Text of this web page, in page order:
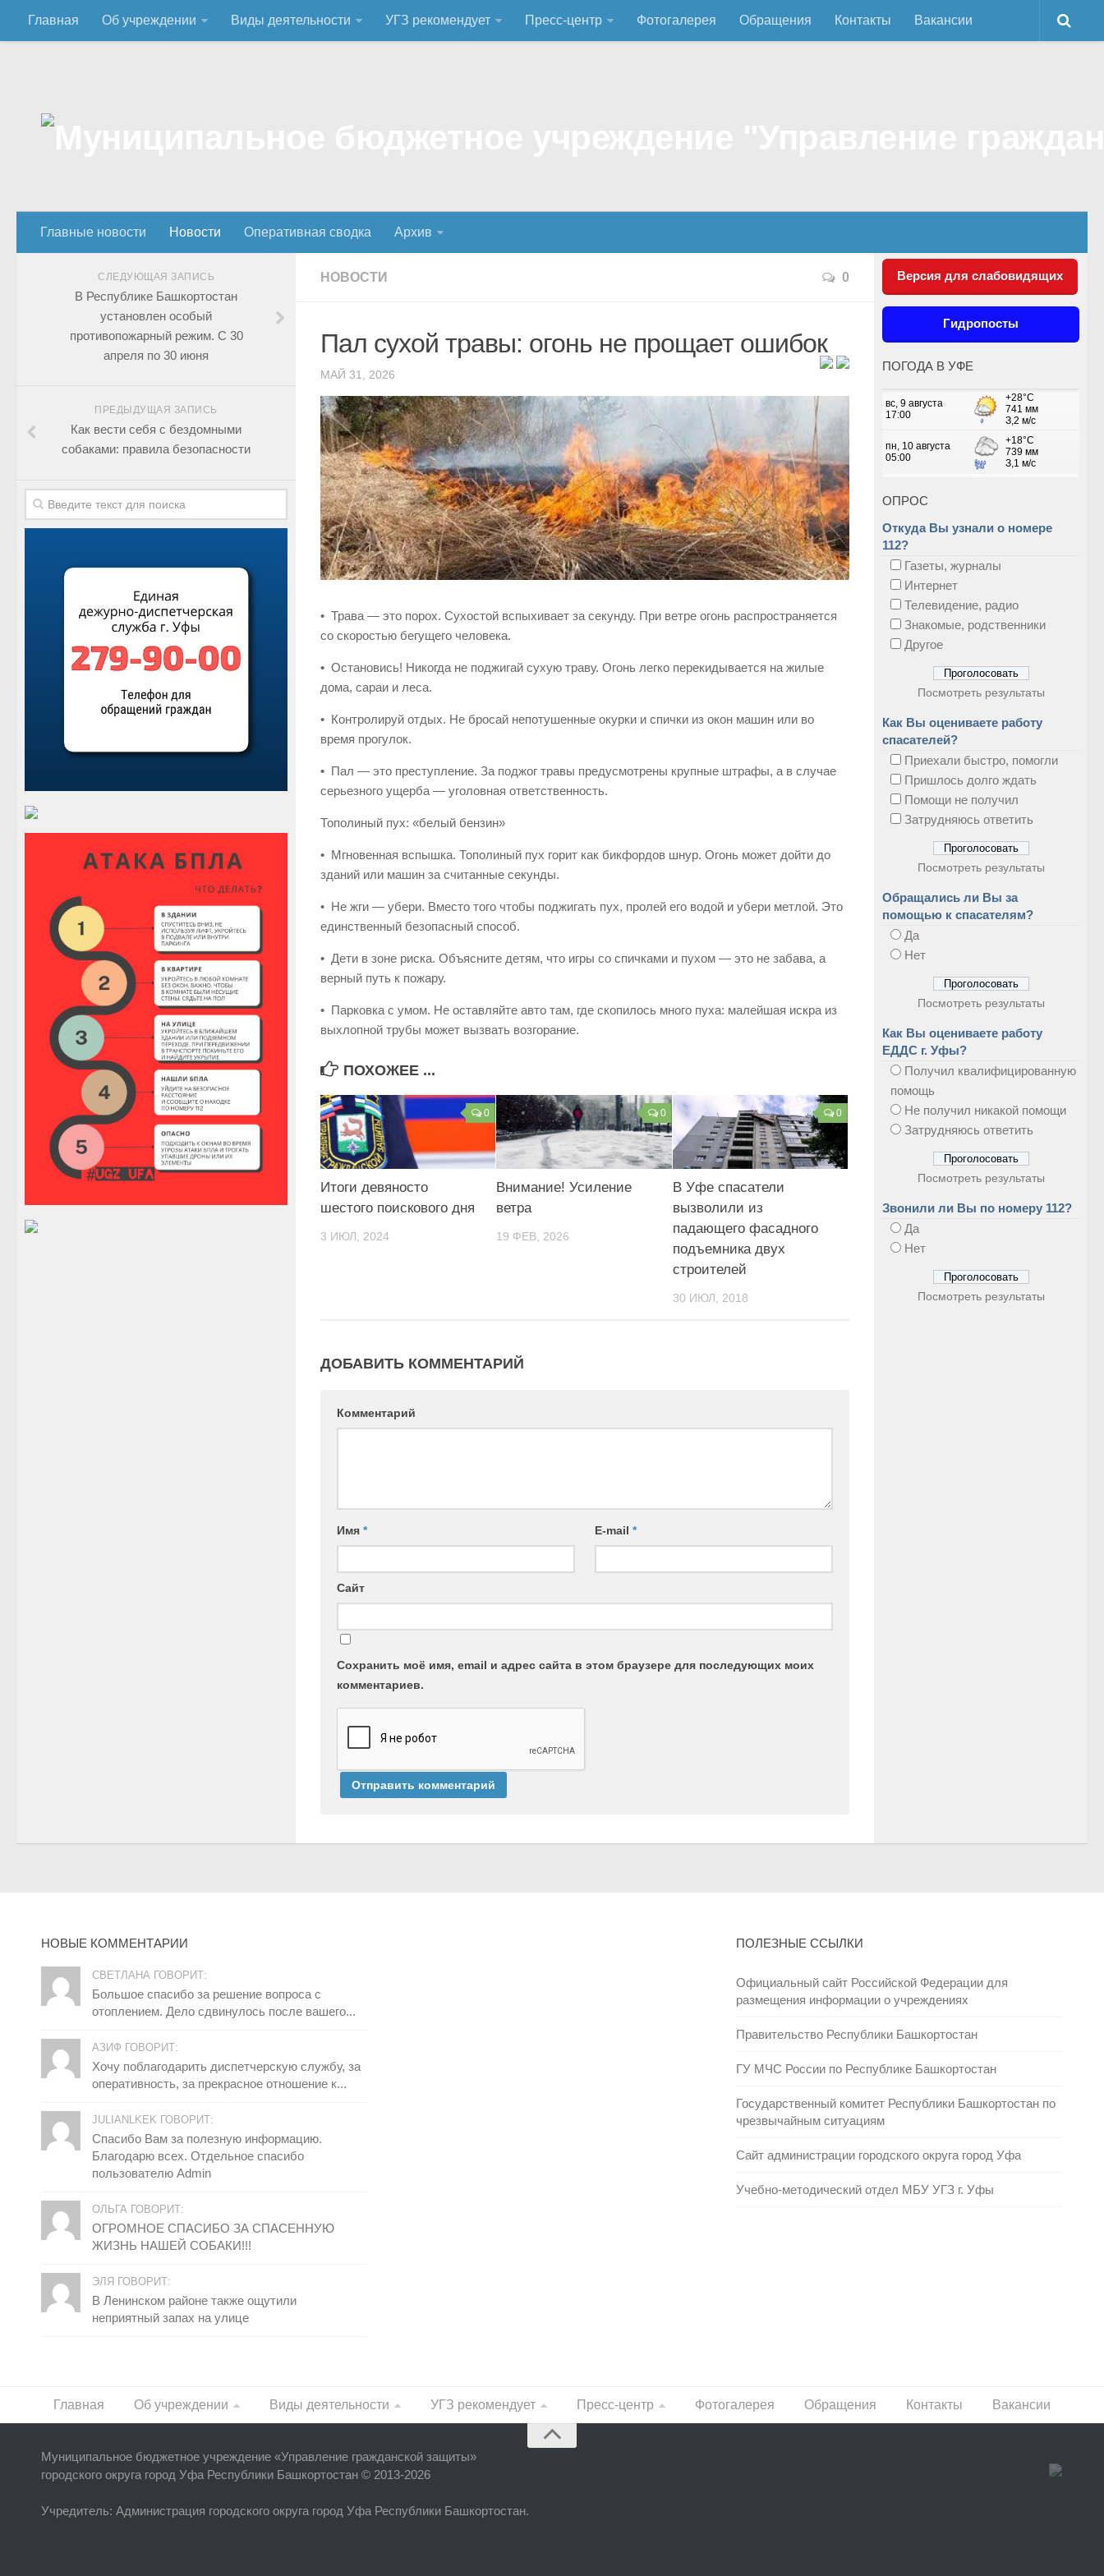
Главная Об учреждении Виды деятельности УГЗ рекомендует Пресс-центр Фотогалерея Обращения Контакты Вакансии
Главные новости Новости Оперативная сводка Архив
НОВОСТИ 0
Пал сухой травы: огонь не прощает ошибок
МАЙ 31, 2026
• Трава — это порох. Сухостой вспыхивает за секунду. При ветре огонь распространяется
со скоростью бегущего человека.
• Остановись! Никогда не поджигай сухую траву. Огонь легко перекидывается на жилые
дома, сараи и леса.
• Контролируй отдых. Не бросай непотушенные окурки и спички из окон машин или во
время прогулок.
• Пал — это преступление. За поджог травы предусмотрены крупные штрафы, а в случае
серьезного ущерба — уголовная ответственность.
Тополиный пух: «белый бензин»
• Мгновенная вспышка. Тополиный пух горит как бикфордов шнур. Огонь может дойти до
зданий или машин за считанные секунды.
• Не жги — убери. Вместо того чтобы поджигать пух, пролей его водой и убери метлой. Это
единственный безопасный способ.
• Дети в зоне риска. Объясните детям, что игры со спичками и пухом — это не забава, а
верный путь к пожару.
• Парковка с умом. Не оставляйте авто там, где скопилось много пуха: малейшая искра из
выхлопной трубы может вызвать возгорание.
ПОХОЖЕЕ ...
0
Итоги девяносто
шестого поискового дня
3 ИЮЛ, 2024
0
Внимание! Усиление
ветра
19 ФЕВ, 2026
0
В Уфе спасатели
вызволили из
падающего фасадного
подъемника двух
строителей
30 ИЮЛ, 2018
ДОБАВИТЬ КОММЕНТАРИЙ
Комментарий
Имя * E-mail*
Сайт
Сохранить моё имя, email и адрес сайта в этом браузере для последующих моих
комментариев.
СЛЕДУЮЩАЯ ЗАПИСЬ
В Республике Башкортостан
установлен особый
противопожарный режим. С 30
апреля по 30 июня
ПРЕДЫДУЩАЯ ЗАПИСЬ
Как вести себя с бездомными
собаками: правила безопасности
Версия для слабовидящих
Гидропосты
ПОГОДА В УФЕ
ОПРОС
Откуда Вы узнали о номере
112?
Газеты, журналы
Интернет
Телевидение, радио
Знакомые, родственники
Другое
Посмотреть результаты
Как Вы оцениваете работу
спасателей?
Приехали быстро, помогли
Пришлось долго ждать
Помощи не получил
Затрудняюсь ответить
Посмотреть результаты
Обращались ли Вы за
помощью к спасателям?
Да
Нет
Посмотреть результаты
Как Вы оцениваете работу
ЕДДС г. Уфы?
Получил квалифицированную
помощь
Не получил никакой помощи
Затрудняюсь ответить
Посмотреть результаты
Звонили ли Вы по номеру 112?
Да
Нет
Посмотреть результаты
НОВЫЕ КОММЕНТАРИИ
СВЕТЛАНА ГОВОРИТ:
Большое спасибо за решение вопроса с
отоплением. Дело сдвинулось после вашего...
АЗИФ ГОВОРИТ:
Хочу поблагодарить диспетчерскую службу, за
оперативность, за прекрасное отношение к...
JULIANLKEK ГОВОРИТ:
Спасибо Вам за полезную информацию.
Благодарю всех. Отдельное спасибо
пользователю Admin
ОЛЬГА ГОВОРИТ:
ОГРОМНОЕ СПАСИБО ЗА СПАСЕННУЮ
ЖИЗНЬ НАШЕЙ СОБАКИ!!!
ЭЛЯ ГОВОРИТ:
В Ленинском районе также ощутили
неприятный запах на улице
ПОЛЕЗНЫЕ ССЫЛКИ
Официальный сайт Российской Федерации для
размещения информации о учреждениях
Правительство Республики Башкортостан
ГУ МЧС России по Республике Башкортостан
Государственный комитет Республики Башкортостан по
чрезвычайным ситуациям
Сайт администрации городского округа город Уфа
Учебно-методический отдел МБУ УГЗ г. Уфы
Главная Об учреждении Виды деятельности УГЗ рекомендует Пресс-центр Фотогалерея Обращения Контакты Вакансии
Муниципальное бюджетное учреждение «Управление гражданской защиты»
городского округа город Уфа Республики Башкортостан © 2013-2026
Учредитель: Администрация городского округа город Уфа Республики Башкортостан.